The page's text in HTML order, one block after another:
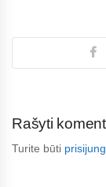
Rašyti
Turite būti